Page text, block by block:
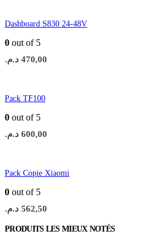
Dashboard S830 24-48V
0 out of 5
470,00 د.م.
Pack TF100
0 out of 5
600,00 د.م.
Pack Copie Xiaomi
0 out of 5
562,50 د.م.
PRODUITS LES MIEUX NOTÉS